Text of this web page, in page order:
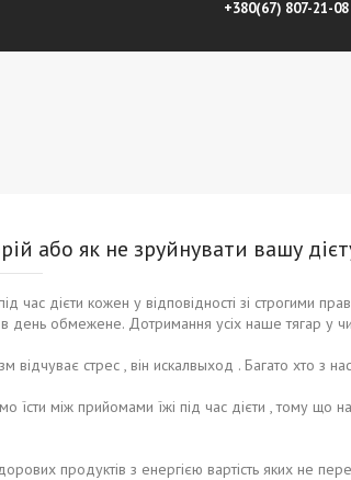
+380(67) 807-21-08
або як не зруйнувати вашу
час дієти кожен у відповідності зі строгими
в день обмежене. Дотримання усіх наше тягар у
відчуває стрес , він искалвыход . Багато хто з
їсти між прийомами їжі під час дієти , тому що
продуктів з енергією вартість яких не